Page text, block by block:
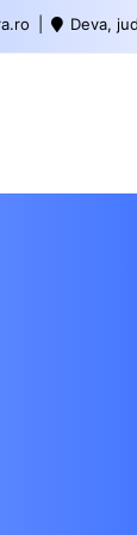
Deva,